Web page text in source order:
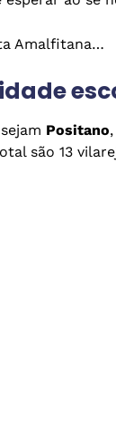
Amalfitana…
Positano,
são 13